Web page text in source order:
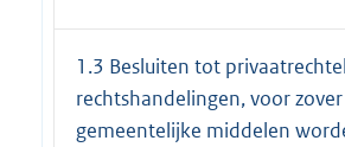
1.3 Besluiten tot
rechtshandelingen, voor
gemeentelijke middelen